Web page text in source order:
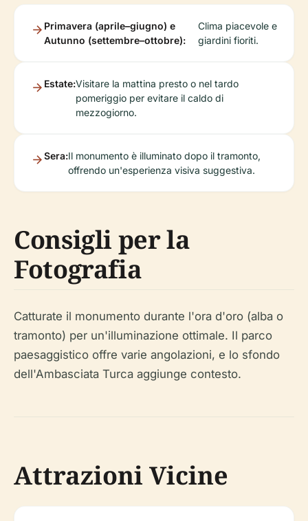
Primavera (aprile–giugno) e
Autunno (settembre–ottobre):
Clima piacevole e
giardini fioriti.
Estate:Visitare la mattina presto o nel tardo
pomeriggio per evitare il caldo di
mezzogiorno.
Sera:Il monumento è illuminato dopo il tramonto,
offrendo un'esperienza visiva suggestiva.
Consigli per la
Fotografia
Catturate il monumento durante l'ora d'oro (alba o
tramonto) per un'illuminazione ottimale. Il parco
paesaggistico offre varie angolazioni, e lo sfondo
dell'Ambasciata Turca aggiunge contesto.
Attrazioni Vicine